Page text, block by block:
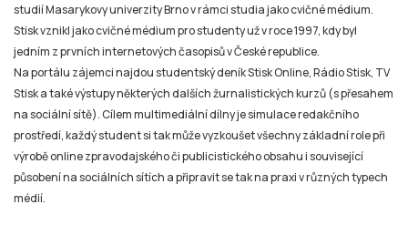
studií Masarykovy univerzity Brno v rámci studia jako cvičné médium.
Stisk vznikl jako cvičné médium pro studenty už v roce 1997, kdy byl
jedním z prvních internetových časopisů v České republice.
Na portálu zájemci najdou studentský deník Stisk Online, Rádio Stisk, TV
Stisk a také výstupy některých dalších žurnalistických kurzů (s přesahem
na sociální sítě). Cílem multimediální dílny je simulace redakčního
prostředí, každý student si tak může vyzkoušet všechny základní role při
výrobě online zpravodajského či publicistického obsahu i související
působení na sociálních sítích a připravit se tak na praxi v různých typech
médií.